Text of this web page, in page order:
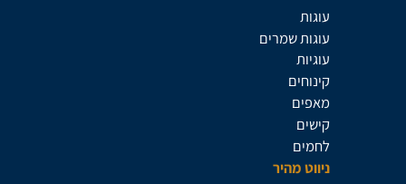
עוגות
עוגות שמרים
עוגיות
קינוחים
מאפים
קישים
לחמים
ניווט מהיר